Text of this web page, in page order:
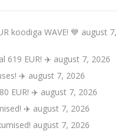
koodiga WAVE! 💙 august 7,
619 EUR! ✈️ august 7, 2026
✈️ august 7, 2026
EUR! ✈️ august 7, 2026
✈️ august 7, 2026
august 7, 2026